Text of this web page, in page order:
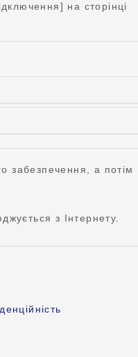
на сторінці
забезпечення, а потім
з Інтернету.